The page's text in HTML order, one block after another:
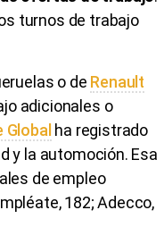
turnos de trabajo
o de Renault
adicionales o
Globalha registrado
y la automoción. Esa
de empleo
182; Adecco,